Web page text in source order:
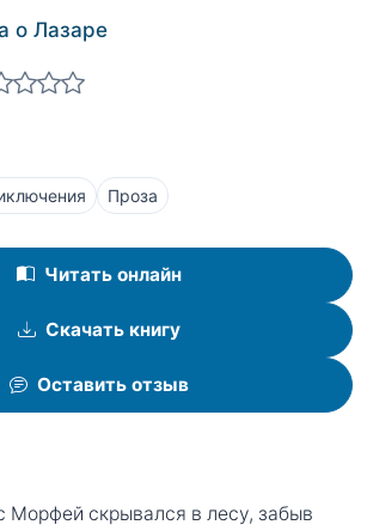
о Лазаре
Проза
Читать онлайн
Скачать книгу
Оставить отзыв
Морфей скрывался в лесу, забыв